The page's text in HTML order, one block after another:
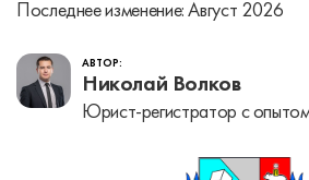
Последнее изменение: Август 2026
АВТОР:
Николай Волков
Юрист-регистратор с